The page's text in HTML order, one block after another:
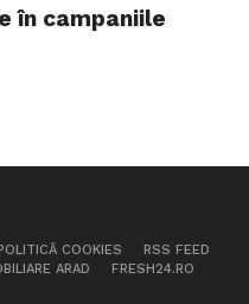
în campaniile
POLITICĂ COOKIES
RSS FEED
ARAD FRESH24.RO